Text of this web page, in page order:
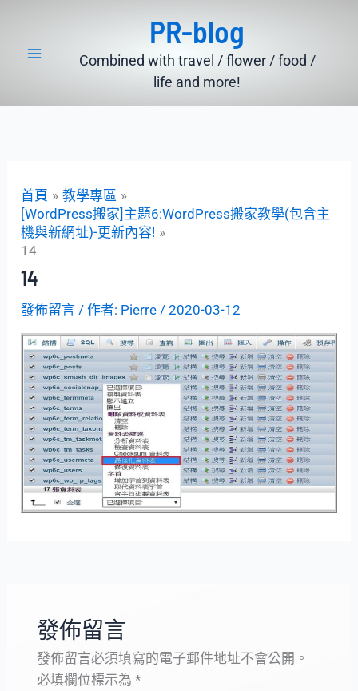
PR-blog
Combined with travel / flower / food /
life and more!
首頁
教學專區
[WordPress搬家]主題6:WordPress搬家教學(包含主
機與新網址)-更新內容!
14
14
發佈留言 / 作者: Pierre /2020-03-12
發佈留言
發佈留言必須填寫的電子郵件地址不會公開。
必填欄位標示為 *